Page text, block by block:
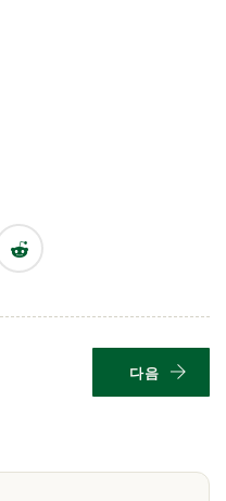
다음